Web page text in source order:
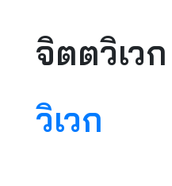
จิตตวิเวก
วิเวก